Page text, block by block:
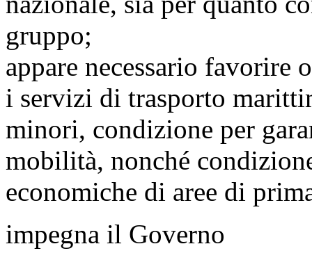
gruppo;
appare necessario favorire
i servizi di trasporto
minori, condizione per
mobilità, nonché
economiche di aree di
impegna il Governo